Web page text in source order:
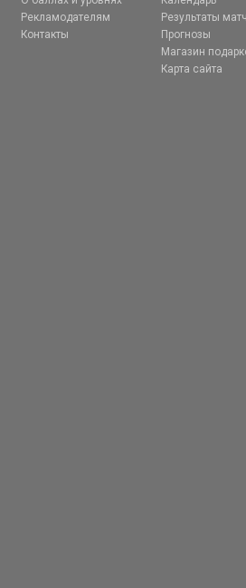
Рекламодателям
Контакты
Результаты
Прогнозы
Магазин
Карта сайта